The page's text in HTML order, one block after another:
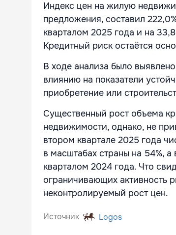
Индекс цен на жилую
предложения, составил
кварталом 2025 года и на
Кредитный риск остаётся
В ходе анализа было
влиянию на показатели
приобретение или
Существенный рост объема
недвижимости, однако, не
втором квартале 2025 года
в масштабах страны на 54%,
кварталом 2024 года. Что
ограничивающих активность
неконтролируемый рост цен.
Источник Logos